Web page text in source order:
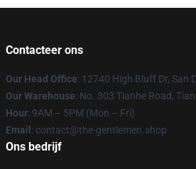
Contacteer ons
Our Head Office: 12740 High Bluff Dr, San
Our Warehouse: No. 303 Tianhe Road,
Hour: 9AM – 5PM (Mon – Fri)
Email : contact@the-gentlemen.shop
Ons bedrijf